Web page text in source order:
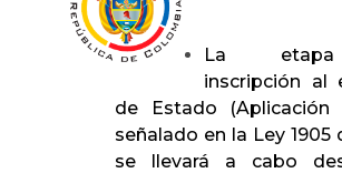
La
inscripción al
de Estado (Aplicación
señalado en la Ley 1905
se llevará a cabo